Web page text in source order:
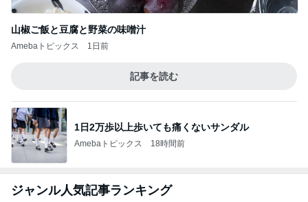
山椒ご飯と豆腐と野菜の味噌汁
Amebaトピックス 1日前
記事を読む
1日2万歩以上歩いても痛くないサンダル
Amebaトピックス 18時間前
ジャンル人気記事ランキング